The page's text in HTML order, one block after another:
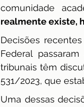
comunidade
realmente existe,
Decisões
Federal
tribunais têm
531/2023, que
Uma dessas